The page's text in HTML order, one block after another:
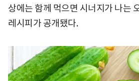
상에는 함께 먹으면 시너지가 나는
레시피가 공개됐다.